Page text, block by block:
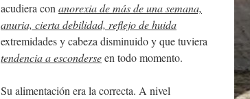
acudiera conanorexia de más de una semana,
anuria, cierta debilidad, reflejo de huida
extremidades y cabeza disminuido y que tuviera
tendencia a esconderseen todo momento.
Su alimentación era la correcta. A nivel